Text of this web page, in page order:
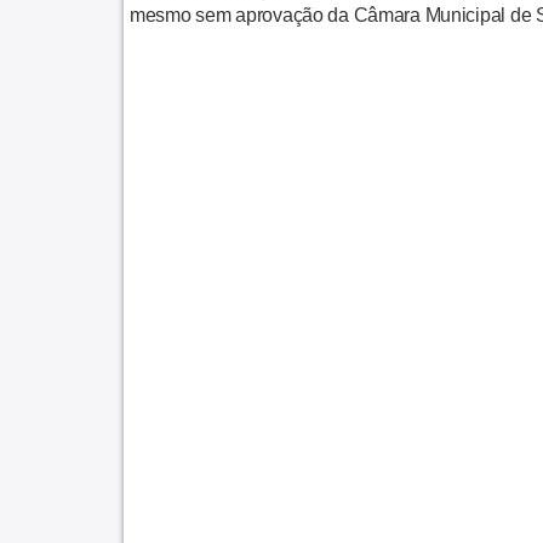
mesmo sem aprovação da Câmara Municipal de